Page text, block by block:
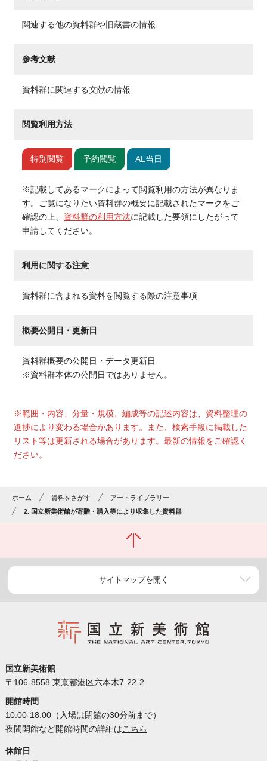
関連する他の資料群や旧蔵書の情報
参考文献
資料群に関連する文献の情報
閲覧利用方法
特別閲覧 予約閲覧 AL当日
※記載してあるマークによって閲覧利用の方法が異なりま
す。ご覧になりたい資料群の概要に記載されたマークをご
確認の上、 資料群の利用方法に記載した要領にしたがって
申請してください。
利用に関する注意
資料群に含まれる資料を閲覧する際の注意事項
概要公開日・更新日
資料群概要の公開日・データ更新日
※資料群本体の公開日ではありません。
※範囲・内容、分量・規模、編成等の記述内容は、資料整理の
進捗により変わる場合があります。また、検索手段に掲載した
リスト等は更新される場合があります。最新の情報をご確認く
ださい。
ホーム 資料をさがす
アートライブラリー
2. 国立新美術館が寄贈・購入等により収集した資料群
サイトマップを開く
国立新美術館
〒106-8558 東京都港区六本木7-22-2
開館時間
10:00-18:00（入場は閉館の30分前まで）
夜間開館など開館時間の詳細はこちら
休館日